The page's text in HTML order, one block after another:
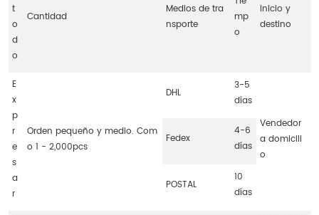
t
o
d
o
Cantidad
Medios de tra
nsporte
mp
o
Inicio y
destino
E
x
p
r
e
s
a
r
Orden pequeño y medio. Com
o 1 - 2,000pcs
DHL
3-5
días
Vendedor
a domicili
o
Fedex
4-6
días
POSTAL
10
días